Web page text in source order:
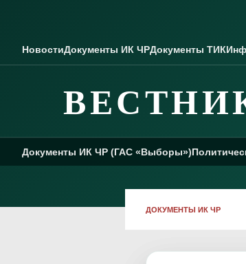
НовостиДокументы ИК ЧРДокументы ТИК
Документы ИК ЧР (ГАС «Выборы»)
ДОКУМЕНТЫ ИК ЧР